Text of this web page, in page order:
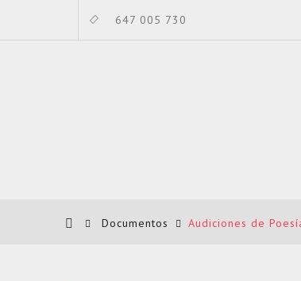
647 005 730
Documentos Audiciones de